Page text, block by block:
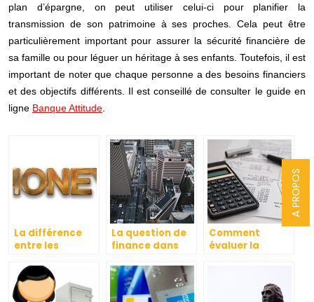
A PROPOS
plan d’épargne, on peut utiliser celui-ci pour planifier la
transmission de son patrimoine à ses proches. Cela peut être
particulièrement important pour assurer la sécurité financière de
sa famille ou pour léguer un héritage à ses enfants. Toutefois, il est
important de noter que chaque personne a des besoins financiers
et des objectifs différents. Il est conseillé de consulter le guide en
ligne Banque Attitude.
La différence
entre les
commerciales
et les banques
d’investissement
La question de
finance dans
Comment
évaluer la
entreprise?